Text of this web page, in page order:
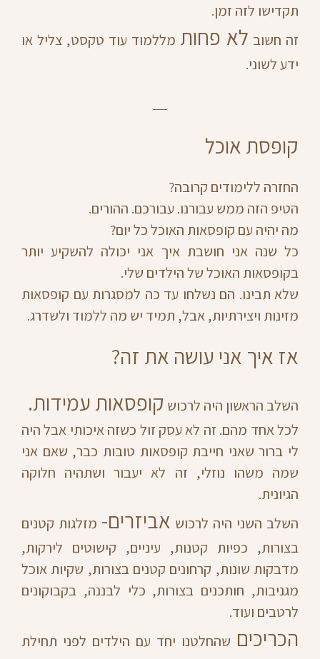
תקדישו לזה זמן.
זה חשוב לא פחות מללמוד עוד טקסט, צליל או
ידע לשוני.
קופסת אוכל
החזרה ללימודים קרובה?
הטיפ הזה ממש עבורנו. עבורכם. ההורים.
מה יהיה עם קופסאות האוכל כל יום?
כל שנה אני חושבת איך אני יכולה להשקיע יותר
בקופסאות האוכל של הילדים שלי.
שלא תבינו. הם נשלחו עד כה למסגרות עם קופסאות
מזינות ויצירתיות, אבל, תמיד יש מה ללמוד ולשדרג.
אז איך אני עושה את זה?
השלב הראשון היה לרכוש קופסאות עמידות.
לכל אחד מהם. זה לא עסק זול כשזה איכותי אבל היה
לי ברור שאני חייבת קופסאות טובות כבר, שאם אני
שמה משהו נוזלי, זה לא יעבור ושתהיה חלוקה
הגיונית.
השלב השני היה לרכוש אביזרים- מזלגות קטנים
בצורות, כפיות קטנות, עיניים, קישוטים לירקות,
מדבקות שונות, קרחונים קטנים בצורות, שקיות אוכל
מגניבות, חותכנים בצורות, כלי לבננה, בקבוקונים
לרטבים ועוד.
הכריכים שהחלטנו יחד עם הילדים לפני תחילת